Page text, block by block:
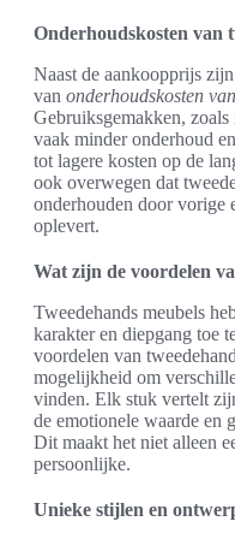
Onderhoudskosten van
Naast de aankoopprijs
van onderhoudskosten
Gebruiksgemakken,
vaak minder onderhoud
tot lagere kosten op de
ook overwegen dat
onderhouden door vorige
oplevert.
Wat zijn de voordelen
Tweedehands meubels
karakter en diepgang toe
voordelen van
mogelijkheid om
vinden. Elk stuk vertelt
de emotionele waarde en
Dit maakt het niet alleen
persoonlijke.
Unieke stijlen en